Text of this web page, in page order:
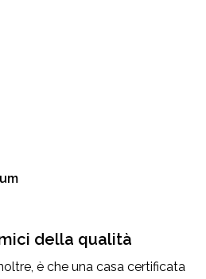
della qualità
è che una casa certificata